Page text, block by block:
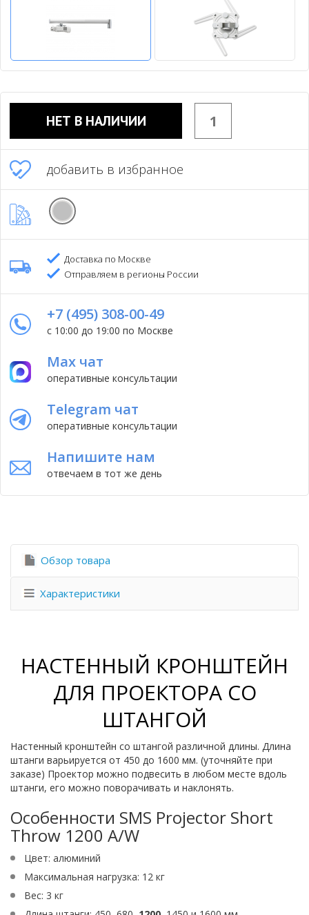
НЕТ В НАЛИЧИИ
добавить в избранное
Доставка по Москве
Отправляем в регионы России
+7 (495) 308-00-49
с 10:00 до 19:00 по Москве
Max чат
оперативные консультации
Telegram чат
оперативные консультации
Напишите нам
отвечаем в тот же день
Обзор товара
Характеристики
НАСТЕННЫЙ КРОНШТЕЙН
ДЛЯ ПРОЕКТОРА СО
ШТАНГОЙ
Настенный кронштейн со штангой различной длины. Длина
штанги варьируется от 450 до 1600 мм. (уточняйте при
заказе) Проектор можно подвесить в любом месте вдоль
штанги, его можно поворачивать и наклонять.
Особенности SMS Projector Short
Throw 1200 A/W
Цвет: алюминий
Максимальная нагрузка: 12 кг
Вес: 3 кг